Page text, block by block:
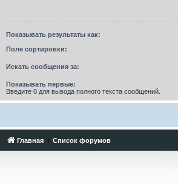
Показывать результаты как:
Поле сортировки:
Искать сообщения за:
Показывать первые:
Введите 0 для вывода полного текста сообщений.
Главная Список форумов